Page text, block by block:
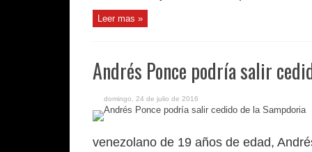
Leer mas »
Andrés Ponce podría salir
domingo, 24 de julio de 2016
venezolano de 19 años de edad,